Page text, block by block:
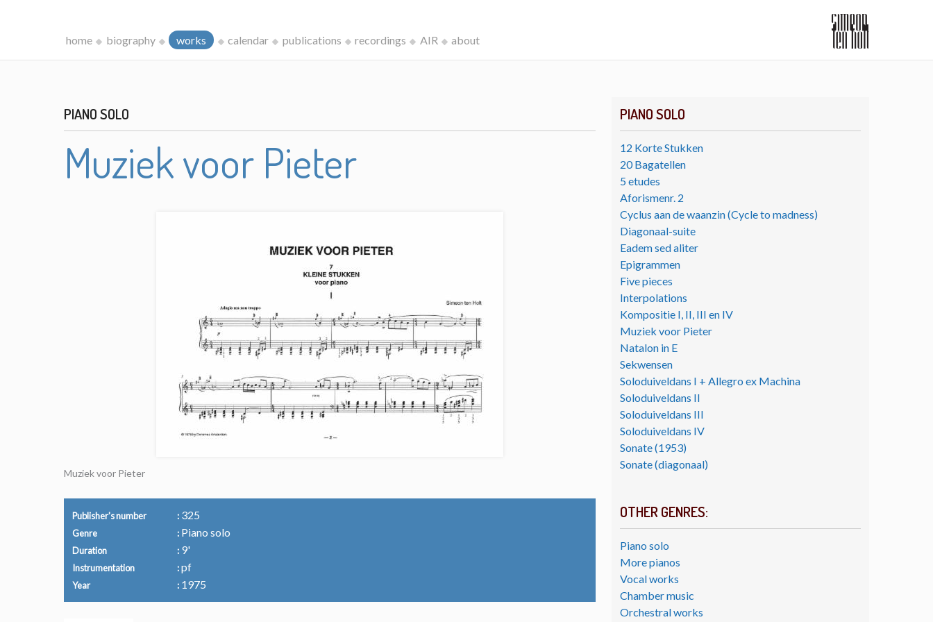
home biography works calendar publications recordings AIR about
PIANO SOLO
12 Korte Stukken
20 Bagatellen
5 etudes
Aforismenr. 2
Cyclus aan de waanzin (Cycle to madness)
Diagonaal-suite
Eadem sed aliter
Epigrammen
Five pieces
Interpolations
Kompositie I, II, III en IV
Muziek voor Pieter
Natalon in E
Sekwensen
Soloduiveldans I + Allegro ex Machina
Soloduiveldans II
Soloduiveldans III
Soloduiveldans IV
Sonate (1953)
Sonate (diagonaal)
OTHER GENRES:
Piano solo
More pianos
Vocal works
Chamber music
Orchestral works
PIANO SOLO
Muziek voor Pieter
Muziek voor Pieter
Publisher's number 325
Genre Piano solo
Duration 9'
Instrumentation pf
Year 1975